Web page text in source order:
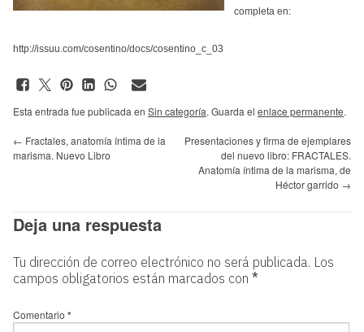
completa en:
http://issuu.com/cosentino/docs/cosentino_c_03
Esta entrada fue publicada en Sin categoría. Guarda el enlace permanente.
← Fractales, anatomía íntima de la
marisma. Nuevo Libro
Presentaciones y firma de ejemplares
del nuevo libro: FRACTALES.
Anatomía íntima de la marisma, de
Héctor garrido →
Deja una respuesta
Tu dirección de correo electrónico no será publicada. Los
campos obligatorios están marcados con *
Comentario *